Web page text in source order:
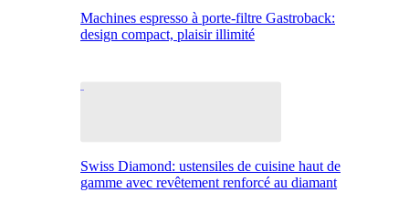
Machines espresso à porte-filtre Gastroback:
design compact, plaisir illimité
Swiss Diamond: ustensiles de cuisine haut de
gamme avec revêtement renforcé au diamant